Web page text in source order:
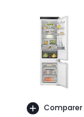
Comparer